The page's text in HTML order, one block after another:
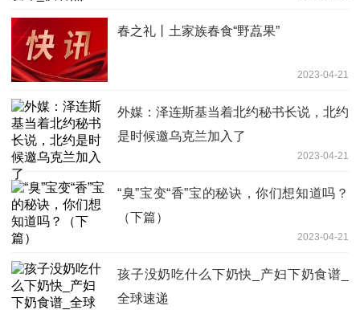
春之礼丨土家族春食“野藠果”
2023-04-21
外媒：泽连斯基当着北约秘书长说，北约
是时候邀乌克兰加入了
2023-04-21
“臭”宝变“香”宝的秘诀，你们想知道吗？
（下篇）
2023-04-21
孩子没奶吃什么下奶快_产妇下奶食谱_
全球速递